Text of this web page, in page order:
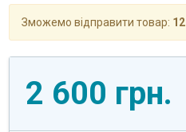
Зможемо відправити товар:
2 600 грн.